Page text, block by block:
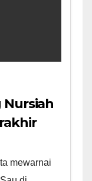
mewarnai